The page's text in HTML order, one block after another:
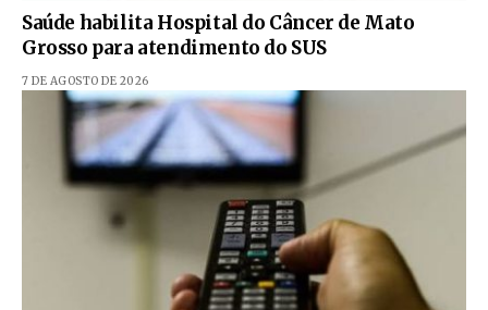
Saúde habilita Hospital do Câncer de Mato
Grosso para atendimento do SUS
7 DE AGOSTO DE 2026